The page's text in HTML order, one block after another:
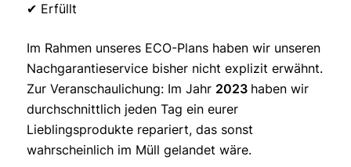
✔ Erfüllt
Im Rahmen unseres ECO-Plans haben wir unseren
Nachgarantieservice bisher nicht explizit erwähnt.
Zur Veranschaulichung: Im Jahr 2023 haben wir
durchschnittlich jeden Tag ein eurer
Lieblingsprodukte repariert, das sonst
wahrscheinlich im Müll gelandet wäre.